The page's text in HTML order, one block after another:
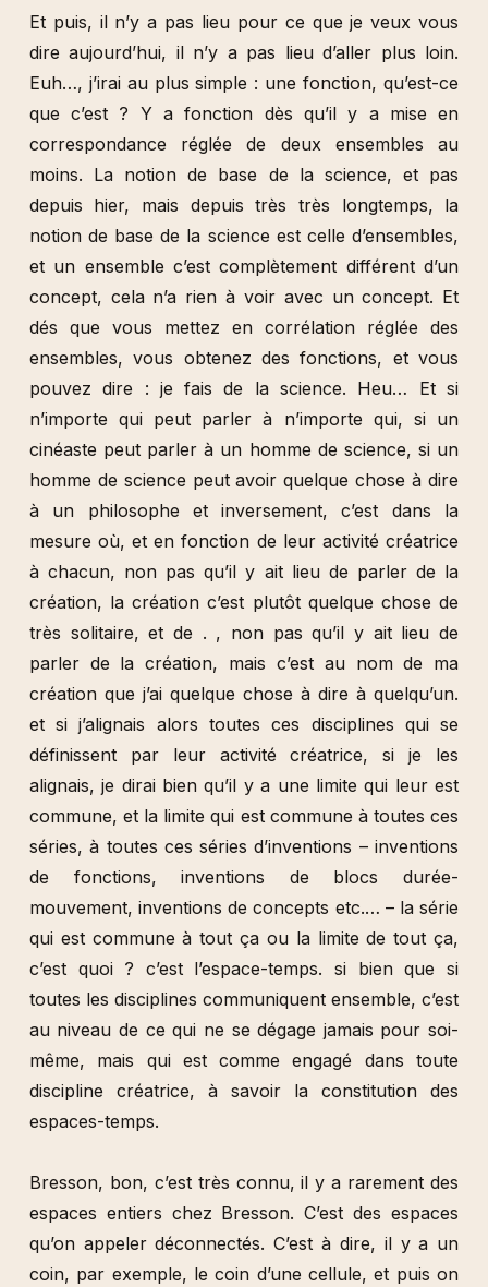
Et puis, il n’y a pas lieu pour ce que je veux vous
dire aujourd’hui, il n’y a pas lieu d’aller plus loin.
Euh…, j’irai au plus simple : une fonction, qu’est-ce
que c’est ? Y a fonction dès qu’il y a mise en
correspondance réglée de deux ensembles au
moins. La notion de base de la science, et pas
depuis hier, mais depuis très très longtemps, la
notion de base de la science est celle d’ensembles,
et un ensemble c’est complètement différent d’un
concept, cela n’a rien à voir avec un concept. Et
dés que vous mettez en corrélation réglée des
ensembles, vous obtenez des fonctions, et vous
pouvez dire : je fais de la science. Heu… Et si
n’importe qui peut parler à n’importe qui, si un
cinéaste peut parler à un homme de science, si un
homme de science peut avoir quelque chose à dire
à un philosophe et inversement, c’est dans la
mesure où, et en fonction de leur activité créatrice
à chacun, non pas qu’il y ait lieu de parler de la
création, la création c’est plutôt quelque chose de
très solitaire, et de . , non pas qu’il y ait lieu de
parler de la création, mais c’est au nom de ma
création que j’ai quelque chose à dire à quelqu’un.
et si j’alignais alors toutes ces disciplines qui se
définissent par leur activité créatrice, si je les
alignais, je dirai bien qu’il y a une limite qui leur est
commune, et la limite qui est commune à toutes ces
séries, à toutes ces séries d’inventions – inventions
de fonctions, inventions de blocs durée-
mouvement, inventions de concepts etc.… – la série
qui est commune à tout ça ou la limite de tout ça,
c’est quoi ? c’est l’espace-temps. si bien que si
toutes les disciplines communiquent ensemble, c’est
au niveau de ce qui ne se dégage jamais pour soi-
même, mais qui est comme engagé dans toute
discipline créatrice, à savoir la constitution des
espaces-temps.
Bresson, bon, c’est très connu, il y a rarement des
espaces entiers chez Bresson. C’est des espaces
qu’on appeler déconnectés. C’est à dire, il y a un
coin, par exemple, le coin d’une cellule, et puis on